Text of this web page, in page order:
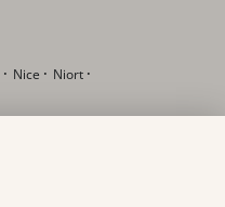
· Nice · Niort ·